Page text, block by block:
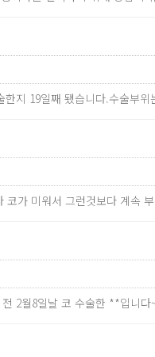
지 19일째 됐습니다.수술
코가 미워서 그런것보다 계
2월8일날 코 수술한 **입